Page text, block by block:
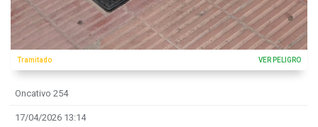
Tramitado VER PELIGRO
Oncativo 254
17/04/2026 13:14